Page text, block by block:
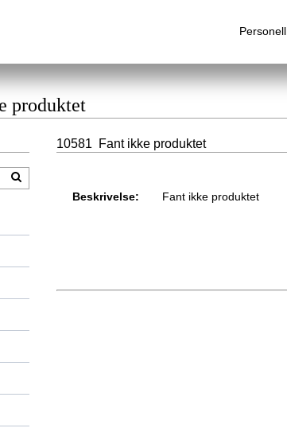
Personell
produktet
10581 Fant ikke produktet
Beskrivelse: Fant ikke produktet